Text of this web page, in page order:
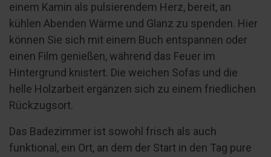
einem Kamin als pulsierendem Herz, bereit, an
kühlen Abenden Wärme und Glanz zu spenden. Hier
können Sie sich mit einem Buch entspannen oder
einen Film genießen, während das Feuer im
Hintergrund knistert. Die weichen Sofas und die
helle Holzarbeit ergänzen sich zu einem friedlichen
Rückzugsort.
Das Badezimmer ist sowohl frisch als auch
funktional, ein Ort, an dem der Start in den Tag pure